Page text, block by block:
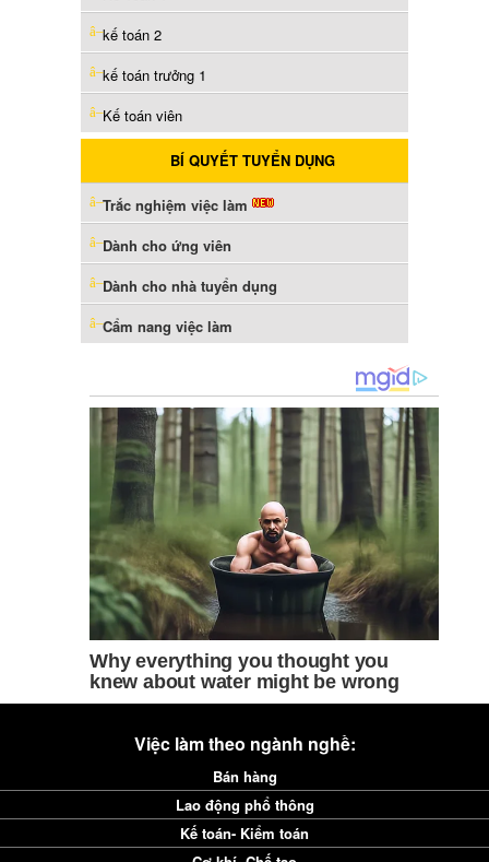
kế toán 2
kế toán trưởng 1
Kế toán viên
BÍ QUYẾT TUYỂN DỤNG
Trắc nghiệm việc làm
Dành cho ứng viên
Dành cho nhà tuyển dụng
Cẩm nang việc làm
Việc làm theo ngành nghề:
Bán hàng
Lao động phổ thông
Kế toán- Kiểm toán